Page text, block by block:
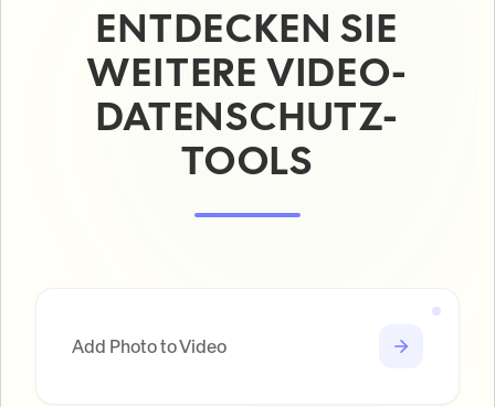
ENTDECKEN SIE
WEITERE VIDEO-
DATENSCHUTZ-
TOOLS
Add Photo to Video